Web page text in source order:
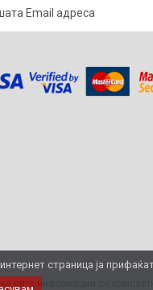
страница ја
информации се